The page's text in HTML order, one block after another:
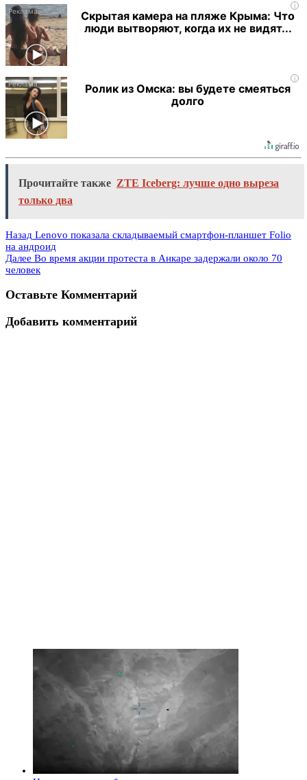
i
Скрытая камера на пляже Крыма: Что
люди вытворяют, когда их не видят...
i
Ролик из Омска: вы будете смеяться
долго
Прочитайте также ZTE Iceberg: лучше одно выреза
только два
Назад Lenovo показала складываемый смартфон-планшет Folio
на андроид
Далее Во время акции протеста в Анкаре задержали около 70
человек
Оставьте Комментарий
Добавить комментарий